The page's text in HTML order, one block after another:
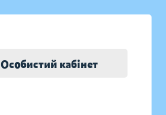
Особистий кабінет